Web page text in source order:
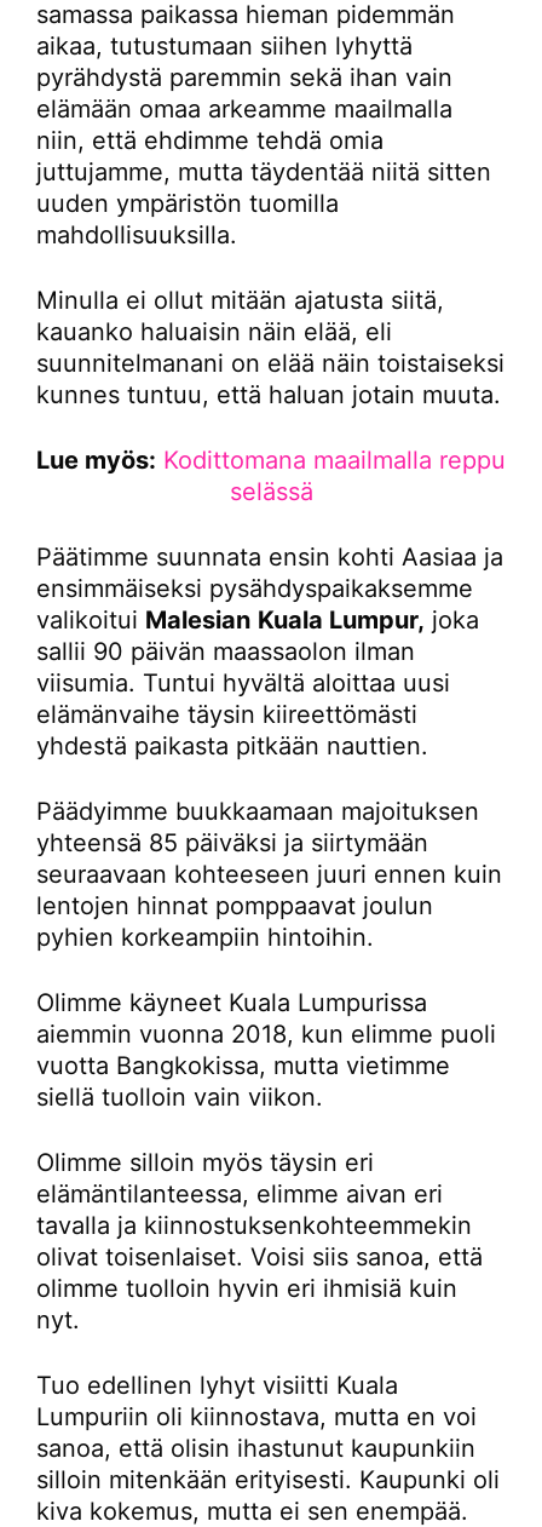
samassa paikassa hieman pidemmän
aikaa, tutustumaan siihen lyhyttä
pyrähdystä paremmin sekä ihan vain
elämään omaa arkeamme maailmalla
niin, että ehdimme tehdä omia
juttujamme, mutta täydentää niitä sitten
uuden ympäristön tuomilla
mahdollisuuksilla.
Minulla ei ollut mitään ajatusta siitä,
kauanko haluaisin näin elää, eli
suunnitelmanani on elää näin toistaiseksi
kunnes tuntuu, että haluan jotain muuta.
Lue myös: Kodittomana maailmalla reppu
selässä
Päätimme suunnata ensin kohti Aasiaa ja
ensimmäiseksi pysähdyspaikaksemme
valikoitui Malesian Kuala Lumpur, joka
sallii 90 päivän maassaolon ilman
viisumia. Tuntui hyvältä aloittaa uusi
elämänvaihe täysin kiireettömästi
yhdestä paikasta pitkään nauttien.
Päädyimme buukkaamaan majoituksen
yhteensä 85 päiväksi ja siirtymään
seuraavaan kohteeseen juuri ennen kuin
lentojen hinnat pomppaavat joulun
pyhien korkeampiin hintoihin.
Olimme käyneet Kuala Lumpurissa
aiemmin vuonna 2018, kun elimme puoli
vuotta Bangkokissa, mutta vietimme
siellä tuolloin vain viikon.
Olimme silloin myös täysin eri
elämäntilanteessa, elimme aivan eri
tavalla ja kiinnostuksenkohteemmekin
olivat toisenlaiset. Voisi siis sanoa, että
olimme tuolloin hyvin eri ihmisiä kuin
nyt.
Tuo edellinen lyhyt visiitti Kuala
Lumpuriin oli kiinnostava, mutta en voi
sanoa, että olisin ihastunut kaupunkiin
silloin mitenkään erityisesti. Kaupunki oli
kiva kokemus, mutta ei sen enempää.